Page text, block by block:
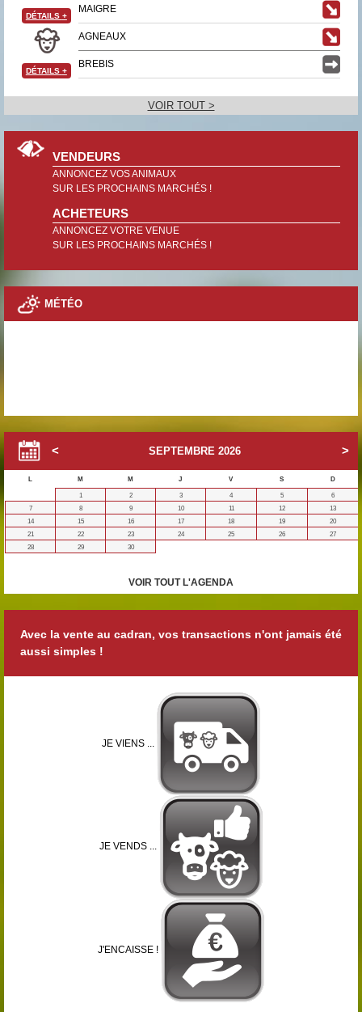
MAIGRE
DÉTAILS +
AGNEAUX
BREBIS
DÉTAILS +
VOIR TOUT >
VENDEURS
ANNONCEZ VOS ANIMAUX
SUR LES PROCHAINS MARCHÉS !
ACHETEURS
ANNONCEZ VOTRE VENUE
SUR LES PROCHAINS MARCHÉS !
MÉTÉO
SEPTEMBRE 2026
L M M J V S
D
1
2 3 4 5
6
7
8 9 10 11 12
13
14
15 16 17 18 19
20
21
22 23 24 25 26
27
28
29 30
VOIR TOUT L'AGENDA
Avec la vente au cadran, vos transactions n'ont jamais été
aussi simples !
JE VIENS ...
JE VENDS ...
J'ENCAISSE !